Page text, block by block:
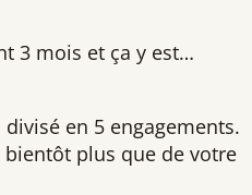
3 mois et ça y est…
en 5 engagements.
bientôt plus que de votre